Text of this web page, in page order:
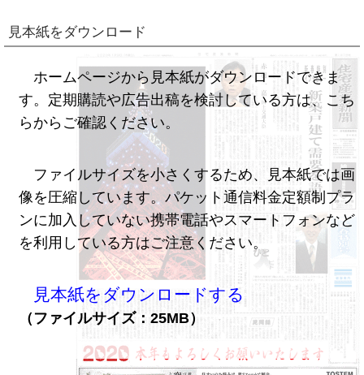
見本紙をダウンロード
ホームページから見本紙がダウンロードできま
す。定期購読や広告出稿を検討している方は、こち
らからご確認ください。
ファイルサイズを小さくするため、見本紙では画
像を圧縮しています。パケット通信料金定額制プラ
ンに加入していない携帯電話やスマートフォンなど
を利用している方はご注意ください。
見本紙をダウンロードする
（ファイルサイズ：25MB）